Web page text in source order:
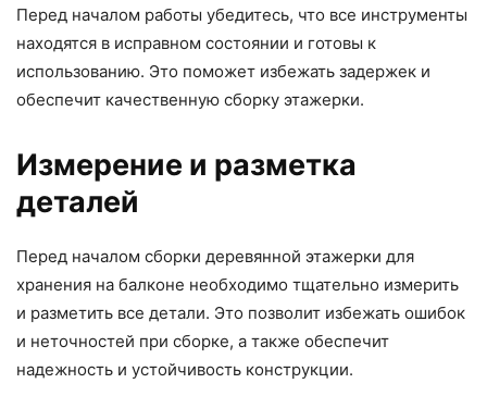
Перед началом работы убедитесь, что все инструменты
находятся в исправном состоянии и готовы к
использованию. Это поможет избежать задержек и
обеспечит качественную сборку этажерки.
Измерение и разметка
деталей
Перед началом сборки деревянной этажерки для
хранения на балконе необходимо тщательно измерить
и разметить все детали. Это позволит избежать ошибок
и неточностей при сборке, а также обеспечит
надежность и устойчивость конструкции.